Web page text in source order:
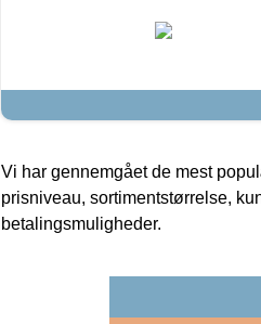
Vi har gennemgået de mest
prisniveau, sortimentstørrelse,
betalingsmuligheder.